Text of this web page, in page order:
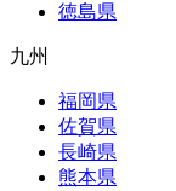
徳島県
九州
福岡県
佐賀県
長崎県
熊本県